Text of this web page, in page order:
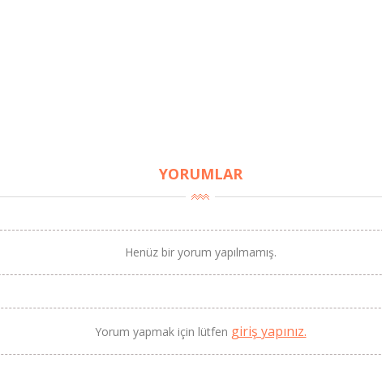
YORUMLAR
Henüz bir yorum yapılmamış.
Yorum yapmak için lütfen giriş yapınız.
BU HAFTANIN PLANLI İNDİRİMİ
2320,00 TL
Sızma Zeytinyağı (2025